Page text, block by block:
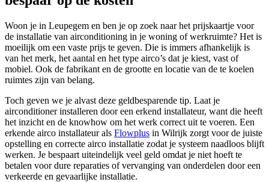
Woon je in Leupegem en ben je op zoek naar het prijskaartje voor
de installatie van airconditioning in je woning of werkruimte? Het is
moeilijk om een vaste prijs te geven. Die is immers afhankelijk is
van het merk, het aantal en het type airco’s dat je kiest, vast of
mobiel. Ook de fabrikant en de grootte en locatie van de te koelen
ruimtes zijn van belang.
Toch geven we je alvast deze geldbesparende tip. Laat je
airconditioner installeren door een erkend installateur, want die heeft
het inzicht en de knowhow om het werk correct uit te voeren. Een
erkende airco installateur als Flowplus in Wilrijk zorgt voor de juiste
opstelling en correcte airco installatie zodat je systeem naadloos blijft
werken. Je bespaart uiteindelijk veel geld omdat je niet hoeft te
betalen voor dure reparaties of vervanging van onderdelen door een
verkeerde en gevaarlijke installatie.